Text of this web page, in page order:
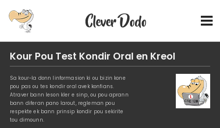
Kour Pou Test Kondir Oral en Kreol
Sa kour-la donn linformasion ki ou bizin kone
pou pas ou tes kondir oral avek konfians.
Atraver bann leson kler e sinp, ou pou aprann
bann diferan pano larout, regleman pou
respekte ek bann prinsip kondir pou sekirite
tou dimounn.